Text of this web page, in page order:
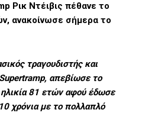
Ρικ Ντέιβις πέθανε το
ανακοίνωσε σήμερα το
τραγουδιστής και
απεβίωσε το
81 ετών αφού έδωσε
χρόνια με το πολλαπλό